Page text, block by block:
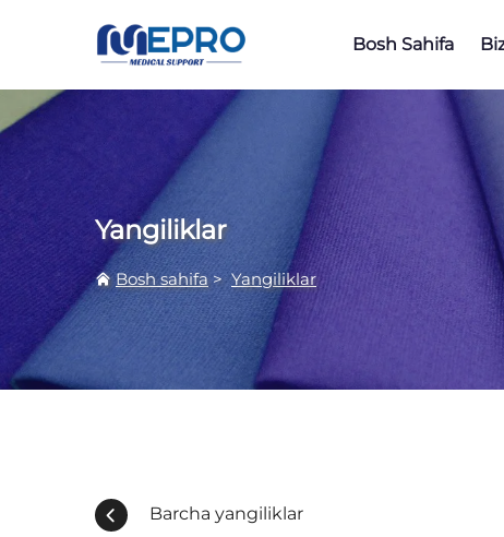
Bosh Sahifa
Yangiliklar
Bosh sahifa>Yangiliklar
Barcha yangiliklar